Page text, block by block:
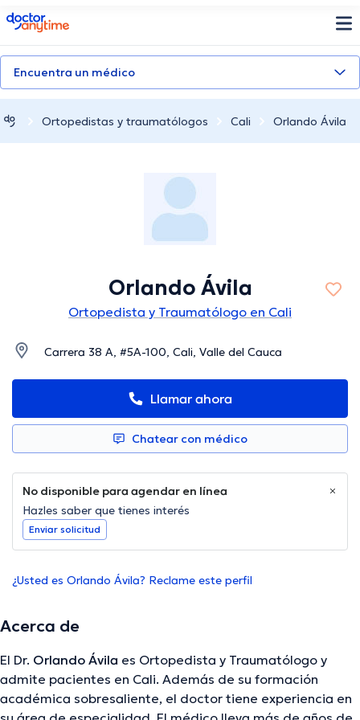
doctoranytime
Encuentra un médico
Ortopedistas y traumatólogos Cali Orlando Ávila
Orlando Ávila
Ortopedista y Traumatólogo en Cali
Carrera 38 A, #5A-100, Cali, Valle del Cauca
Llamar ahora
Chatear con médico
No disponible para agendar en línea
Hazles saber que tienes interés
Enviar solicitud
¿Usted es Orlando Ávila? Reclame este perfil
Acerca de
El Dr. Orlando Ávila es Ortopedista y Traumatólogo y
admite pacientes en Cali. Además de su formación
académica sobresaliente, el doctor tiene experiencia en